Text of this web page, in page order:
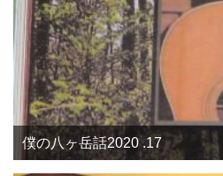
僕の八ヶ岳話2020 .17